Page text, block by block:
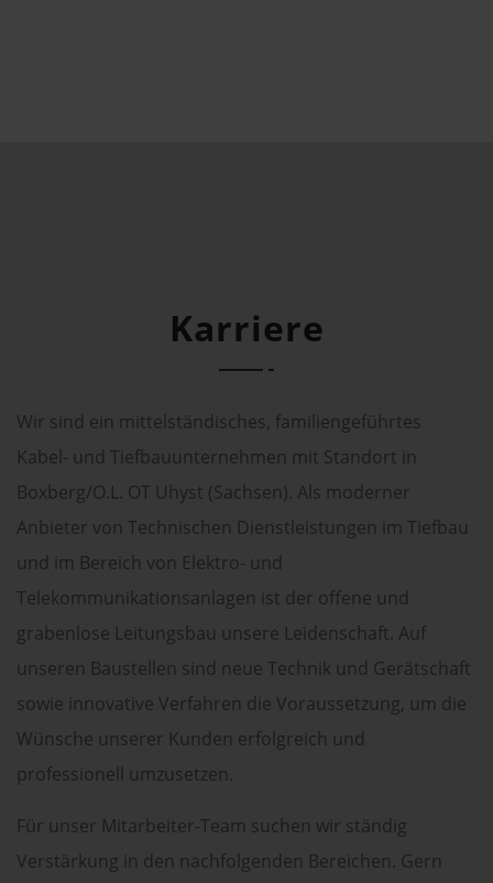
Karriere
Wir sind ein mittelständisches, familiengeführtes
Kabel- und Tiefbauunternehmen mit Standort in
Boxberg/O.L. OT Uhyst (Sachsen). Als moderner
Anbieter von Technischen Dienstleistungen im Tiefbau
und im Bereich von Elektro- und
Telekommunikationsanlagen ist der offene und
grabenlose Leitungsbau unsere Leidenschaft. Auf
unseren Baustellen sind neue Technik und Gerätschaft
sowie innovative Verfahren die Voraussetzung, um die
Wünsche unserer Kunden erfolgreich und
professionell umzusetzen.
Für unser Mitarbeiter-Team suchen wir ständig
Verstärkung in den nachfolgenden Bereichen. Gern